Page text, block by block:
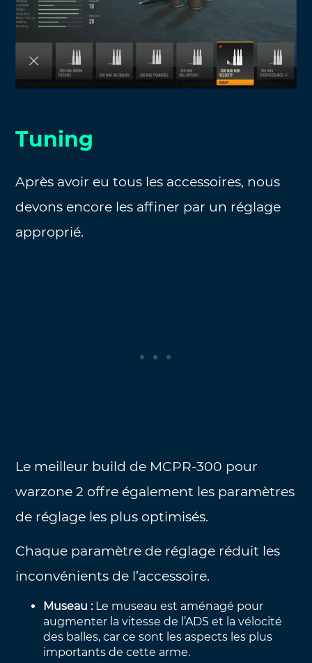
Tuning
Après avoir eu tous les accessoires, nous
devons encore les affiner par un réglage
approprié.
Le meilleur build de MCPR-300 pour
warzone 2 offre également les paramètres
de réglage les plus optimisés.
Chaque paramètre de réglage réduit les
inconvénients de l’accessoire.
Museau : Le museau est aménagé pour
augmenter la vitesse de l’ADS et la vélocité
des balles, car ce sont les aspects les plus
importants de cette arme.